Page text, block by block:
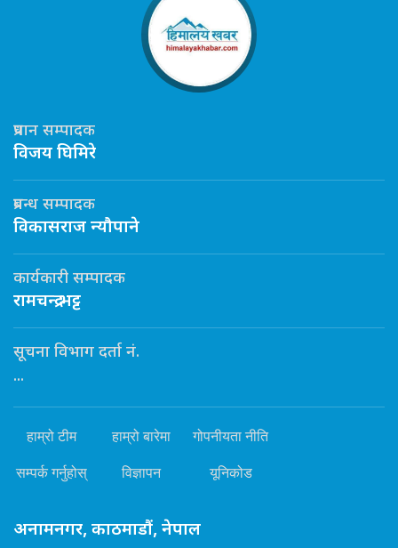
प्रधान सम्पादक
विजय घिमिरे
प्रबन्ध सम्पादक
विकासराज न्यौपाने
कार्यकारी सम्पादक
रामचन्द्र भट्ट
सूचना विभाग दर्ता नं.
...
हाम्रो टीम हाम्रो बारेमा गोपनीयता नीति
सम्पर्क गर्नुहोस् विज्ञापन यूनिकोड
अनामनगर, काठमाडौं, नेपाल